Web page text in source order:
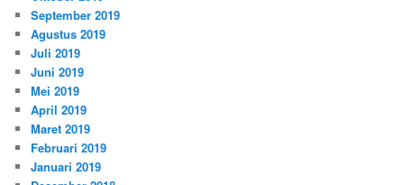
September 2019
Agustus 2019
Juli 2019
Juni 2019
Mei 2019
April 2019
Maret 2019
Februari 2019
Januari 2019